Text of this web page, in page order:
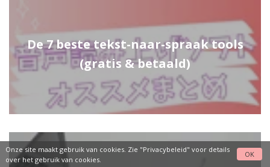
De 7 beste tekst-naar-spraak tools
(gratis & betaald)
Onze site maakt gebruik van cookies. Zie "Privacybeleid" voor details
over het gebruik van cookies.
OK